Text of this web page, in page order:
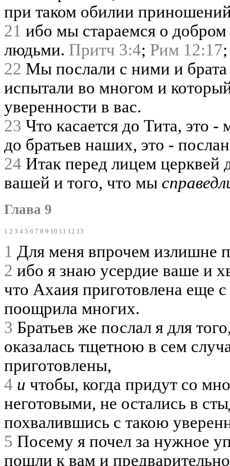
при таком обилии
21 ибо мы стараемся о
людьми. Притч 3:4; Рим 12:17
22 Мы послали с ними и брата
испытали во многом и
уверенности в вас.
23 Что касается до Тита, это
до братьев наших, это -
24 Итак перед лицем церквей
вашей и того, что мы
Глава 9
1 2 3 4 5 6 7 8 9 10 11 12 13
1 Для меня впрочем излишне
2 ибо я знаю усердие ваше и
что Ахаия приготовлена еще
поощрила многих.
3 Братьев же послал я для
оказалась тщетною в сем
приготовлены,
4 и чтобы, когда придут со
неготовыми, не остались в
похвалившись с такою
5 Посему я почел за нужное
пошли к вам и